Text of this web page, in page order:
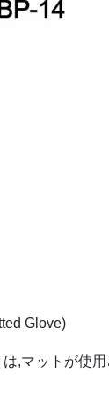
Glove)
,マットが使